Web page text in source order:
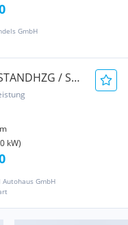
GmbH
/ SKY
kW)
GmbH